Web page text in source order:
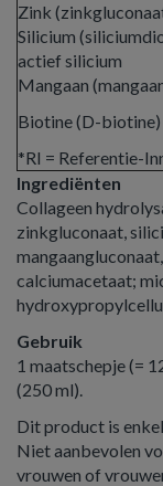
Zink
Silicium
actief silicium
Mangaan
Biotine (D-biotine)
*RI = Referentie-
Ingrediënten
Collageen
zinkgluconaat,
calciumacetaat;
Gebruik
1 maatschepje (=
(250 ml).
Dit product is
Niet aanbevolen
vrouwen of